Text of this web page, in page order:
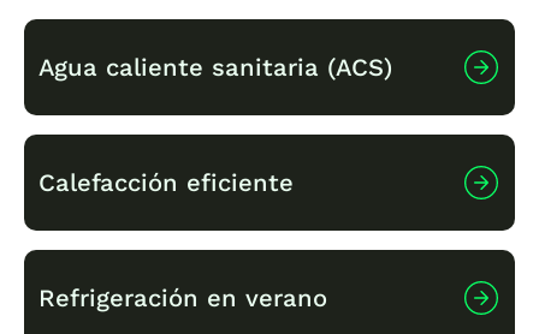
Agua caliente sanitaria (ACS)
Uno de los usos más comunes de la
agua caliente
sanitariapara duchas, grifos y otros usos
domésticos e industriales. Gracias a su alta
consumo energético reducido en comparación
Calefacción eficiente
Los sistemas de aerotermia pueden generar
calor en invierno utilizando distintos emisores
Refrigeración en verano